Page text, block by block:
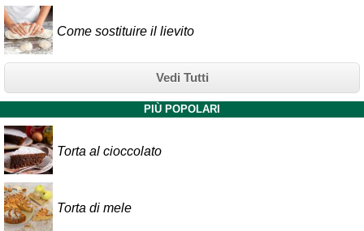
Come sostituire il lievito
Vedi Tutti
PIÙ POPOLARI
Torta al cioccolato
Torta di mele